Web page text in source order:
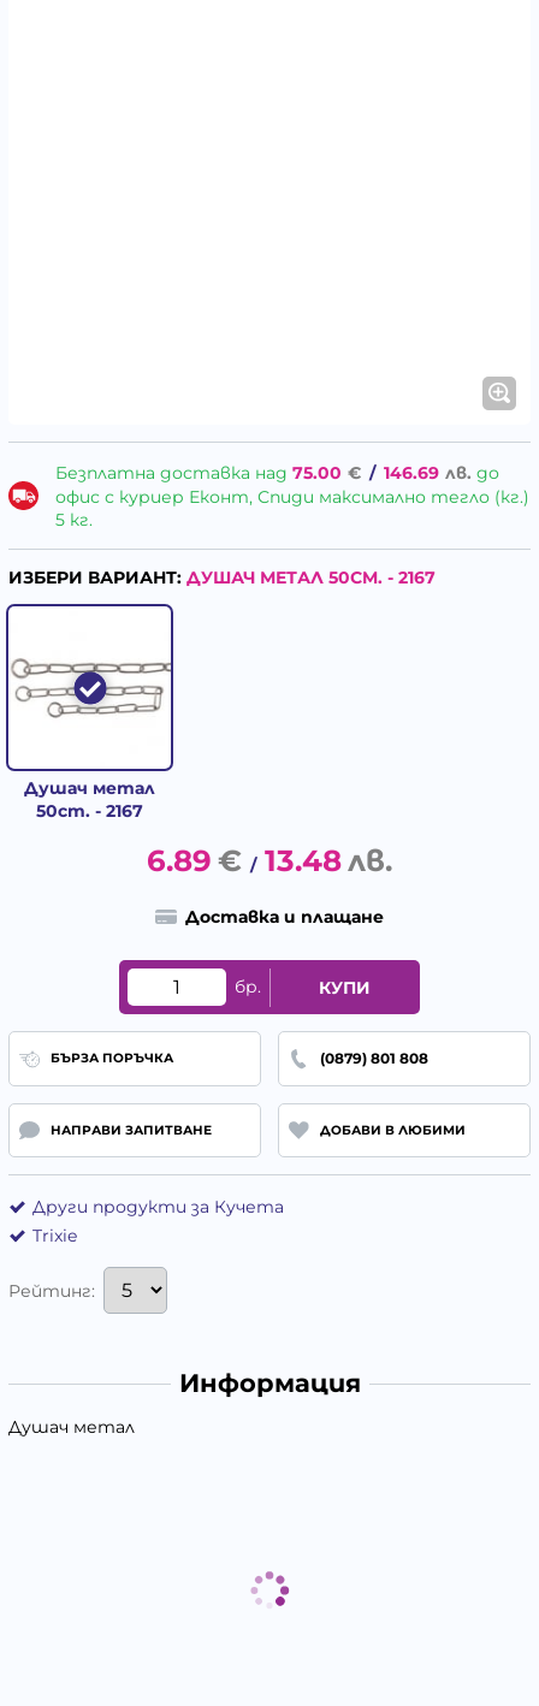
Безплатна доставка над 75.00 € / 146.69 лв. до
офис с куриер Еконт, Спиди максимално тегло (кг.)
5 кг.
ИЗБЕРИ ВАРИАНТ: ДУШАЧ МЕТАЛ 50CM. - 2167
Душач метал
50cm. - 2167
6.89 € / 13.48лв.
Доставка и плащане
бр. КУПИ
БЪРЗА ПОРЪЧКА (0879) 801 808
НАПРАВИ ЗАПИТВАНЕ ДОБАВИ В ЛЮБИМИ
Други продукти за Кучета
Trixie
Рейтинг:
Информация
Душач метал